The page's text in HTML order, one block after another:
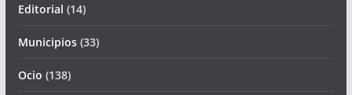
Editorial (14)
Municipios(33)
Ocio (138)